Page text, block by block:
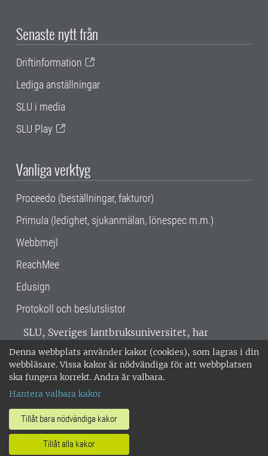
Denna webbplats använder kakor (cookies), som lagras i din
webbläsare. Vissa kakor är nödvändiga för att webbplatsen
ska fungera korrekt. Andra är valbara.
Hantera valbara kakor
Tillåt bara nödvändiga kakor
Tillåt alla kakor
Senaste nytt från
Driftinformation
Lediga anställningar
SLU i media
SLU Play
Vanliga verktyg
Proceedo (beställningar, fakturor)
Primula (ledighet, sjukanmälan, lönespec m.m.)
Webbmejl
ReachMee
Edusign
Protokoll och beslutslistor
SLU, Sveriges lantbruksuniversitet, har
verksamhet över hela Sverige. Huvudorter är
Alnarp, Uppsala och Umeå.SLU är
miljöcertifierat enligt ISO 14001. •
018-67 10 00 • Org nr: 202100-2817 •
Om SLU:s webbplatser
•Hantera kakor•Behandling av
personuppgifter